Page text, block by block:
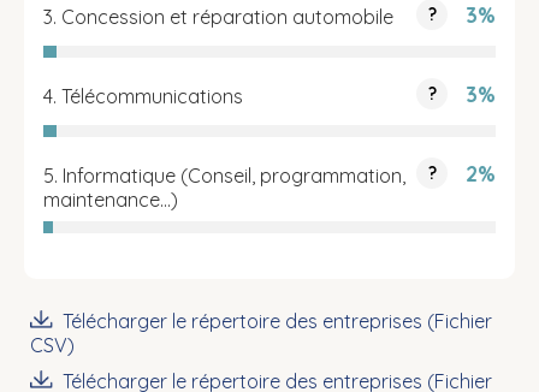
3. Concession et réparation automobile ? 3%
4. Télécommunications ? 3%
5. Informatique (Conseil, programmation,
maintenance...)
? 2%
Télécharger le répertoire des entreprises (Fichier
CSV)
Télécharger le répertoire des entreprises (Fichier